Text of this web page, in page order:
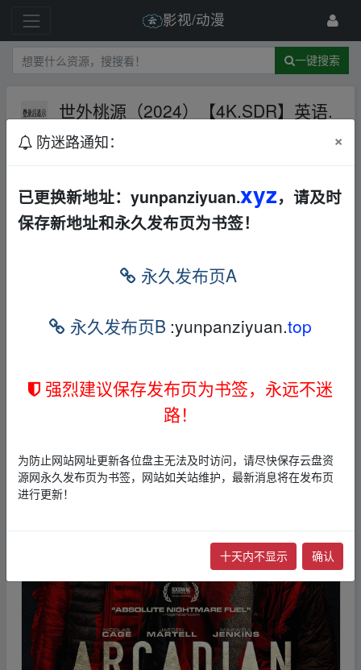
影视/动漫
一键搜索
世外桃源（2024）【4K.SDR】英语.
中字世外桃源世外桃源世外桃源外桃
源
夸克网盘
﹏fr_om w_ww.y▂un﹏pan▁zi yu▂an.xy z
ww.y▂un﹏pan▁zi yu▂an.xy z
防迷路通知： ×
已更换新地址：yunpanziyuan.xyz，请及时
保存新地址和永久发布页为书签！
永久发布页A
永久发布页B :yunpanziyuan.top
强烈建议保存发布页为书签，永远不迷
路！
为防止网站网址更新各位盘主无法及时访问，请尽快保存云盘资
源网永久发布页为书签，网站如关站维护，最新消息将在发布页
进行更新！
十天内不显示 确认